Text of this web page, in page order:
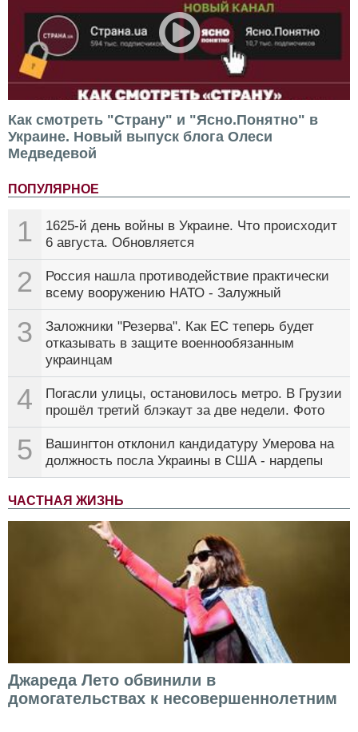
Как смотреть "Страну" и "Ясно.Понятно" в
Украине. Новый выпуск блога Олеси
Медведевой
ПОПУЛЯРНОЕ
1
1625-й день войны в Украине. Что происходит
6 августа. Обновляется
2
Россия нашла противодействие практически
всему вооружению НАТО - Залужный
3
Заложники "Резерва". Как ЕС теперь будет
отказывать в защите военнообязанным
украинцам
4
Погасли улицы, остановилось метро. В Грузии
прошёл третий блэкаут за две недели. Фото
5
Вашингтон отклонил кандидатуру Умерова на
должность посла Украины в США - нардепы
ЧАСТНАЯ ЖИЗНЬ
Джареда Лето обвинили в
домогательствах к несовершеннолетним